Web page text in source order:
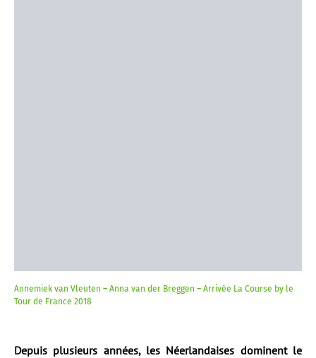
Annemiek van Vleuten – Anna van der Breggen – Arrivée La Course by le
Tour de France 2018
Depuis plusieurs années, les Néerlandaises dominent le